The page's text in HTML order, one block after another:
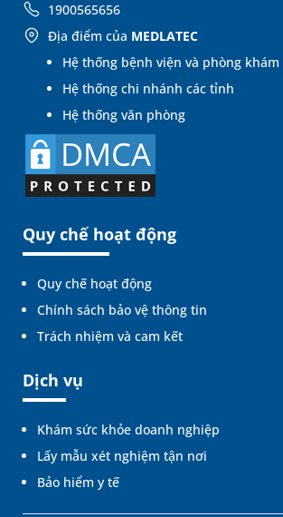
1900565656
Địa điểm của MEDLATEC
Hệ thống bệnh viện và phòng khám
Hệ thống chi nhánh các tỉnh
Hệ thống văn phòng
Quy chế hoạt động
Quy chế hoạt động
Chính sách bảo vệ thông tin
Trách nhiệm và cam kết
Dịch vụ
Khám sức khỏe doanh nghiệp
Lấy mẫu xét nghiệm tận nơi
Bảo hiểm y tế